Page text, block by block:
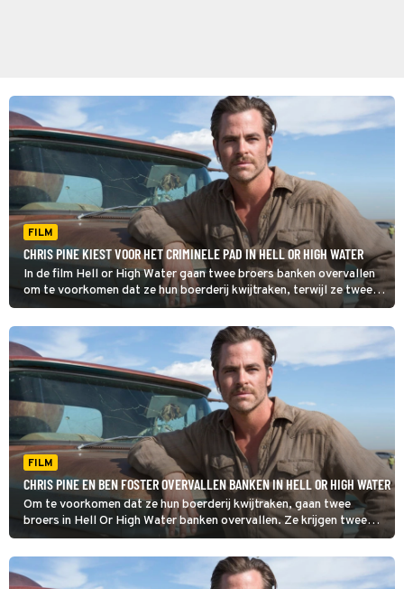
FILM
CHRIS PINE KIEST VOOR HET CRIMINELE PAD IN HELL OR HIGH WATER
In de film Hell or High Water gaan twee broers banken overvallen
om te voorkomen dat ze hun boerderij kwijtraken, terwijl ze twee
vasthoudende Texas Rangers achter zich aan krijgen.
FILM
CHRIS PINE EN BEN FOSTER OVERVALLEN BANKEN IN HELL OR HIGH WATER
Om te voorkomen dat ze hun boerderij kwijtraken, gaan twee
broers in Hell Or High Water banken overvallen. Ze krijgen twee
vasthoudende Texas Rangers achter zich aan.